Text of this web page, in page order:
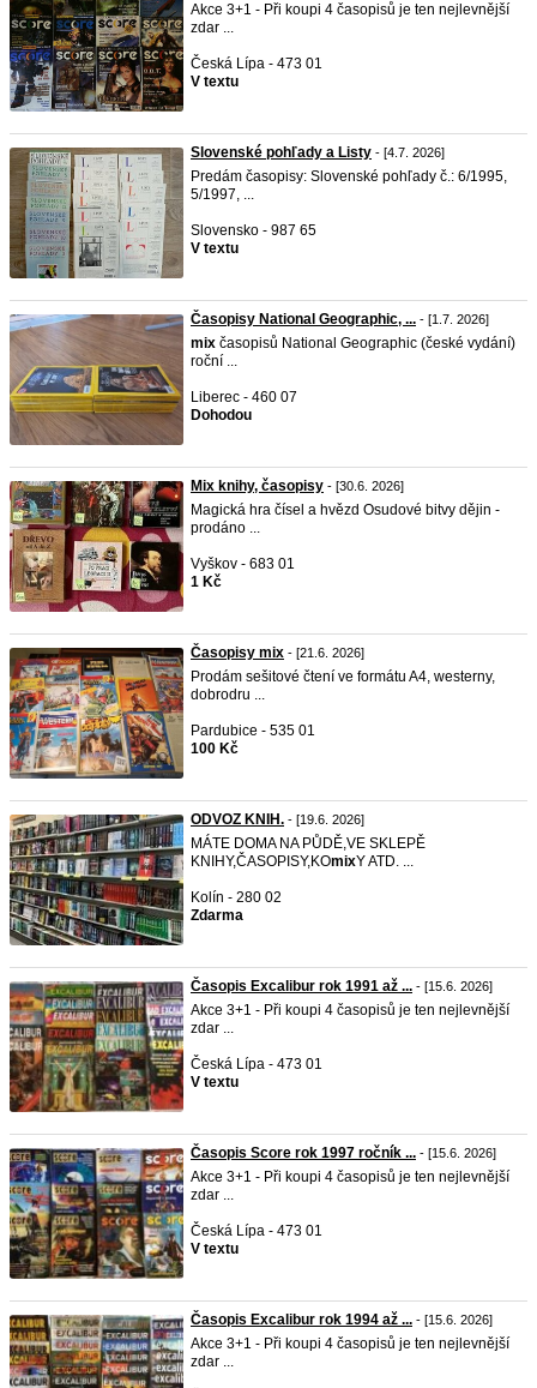
Akce 3+1 - Při koupi 4 časopisů je ten nejlevnější
zdar ...
Česká Lípa - 473 01
V textu
Slovenské pohľady a Listy - [4.7. 2026]
Predám časopisy: Slovenské pohľady č.: 6/1995,
5/1997, ...
Slovensko - 987 65
V textu
Časopisy National Geographic, ... - [1.7. 2026]
mix časopisů National Geographic (české vydání)
roční ...
Liberec - 460 07
Dohodou
Mix knihy, časopisy - [30.6. 2026]
Magická hra čísel a hvězd Osudové bitvy dějin -
prodáno ...
Vyškov - 683 01
1 Kč
Časopisy mix - [21.6. 2026]
Prodám sešitové čtení ve formátu A4, westerny,
dobrodru ...
Pardubice - 535 01
100 Kč
ODVOZ KNIH. - [19.6. 2026]
MÁTE DOMA NA PŮDĚ,VE SKLEPĚ
KNIHY,ČASOPISY,KOmixY ATD. ...
Kolín - 280 02
Zdarma
Časopis Excalibur rok 1991 až ... - [15.6. 2026]
Akce 3+1 - Při koupi 4 časopisů je ten nejlevnější
zdar ...
Česká Lípa - 473 01
V textu
Časopis Score rok 1997 ročník ... - [15.6. 2026]
Akce 3+1 - Při koupi 4 časopisů je ten nejlevnější
zdar ...
Česká Lípa - 473 01
V textu
Časopis Excalibur rok 1994 až ... - [15.6. 2026]
Akce 3+1 - Při koupi 4 časopisů je ten nejlevnější
zdar ...